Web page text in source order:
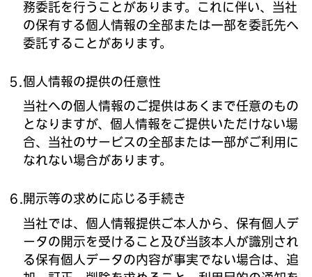
務委託を行うことがあります。これに伴い、当社
の保有する個人情報の全部または一部を委託先へ
委託することがあります。
個人情報の提供の任意性
当社への個人情報のご提供はあくまで任意のもの
となりますが、個人情報をご提供いただけない場
合、当社のサービスの全部または一部がご利用に
なれない場合があります。
開示等の求めに応じる手続き
当社では、個人情報提供ご本人から、保有個人デ
ータの開示を受けること及び当該本人が識別され
る保有個人データの内容が事実でない場合は、追